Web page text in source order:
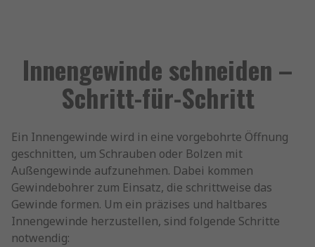
Innengewinde schneiden –
Schritt-für-Schritt
Ein Innengewinde wird in eine vorgebohrte Öffnung
geschnitten, um Schrauben oder Bolzen mit
Außengewinde aufzunehmen. Dabei kommen
Gewindebohrer zum Einsatz, die schrittweise das
Gewinde formen. Um ein präzises und haltbares
Innengewinde herzustellen, sind folgende Schritte
notwendig: